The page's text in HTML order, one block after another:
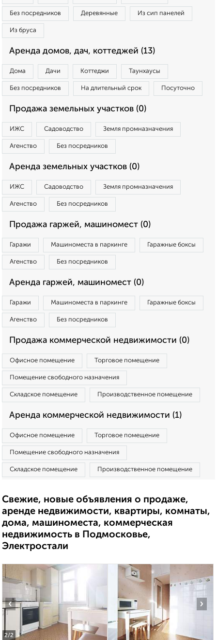
Без посредников Деревянные Из сип панелей
Из бруса
Аренда домов, дач, коттеджей (13)
Дома Дачи Коттеджи Таунхаусы
Без посредников На длительный срок Посуточно
Продажа земельных участков (0)
ИЖС Садоводство Земля промназначения
Агенство Без посредников
Аренда земельных участков (0)
ИЖС Садоводство Земля промназначения
Агенство Без посредников
Продажа гаржей, машиномест (0)
Гаражи Машиноместа в паркинге Гаражные боксы
Агенство Без посредников
Аренда гаржей, машиномест (0)
Гаражи Машиноместа в паркинге Гаражные боксы
Агенство Без посредников
Продажа коммерческой недвижимости (0)
Офисное помещение Торговое помещение
Помещение свободного назначения
Складское помещение Производственное помещение
Аренда коммерческой недвижимости (1)
Офисное помещение Торговое помещение
Помещение свободного назначения
Складское помещение Производственное помещение
Свежие, новые объявления о продаже,
аренде недвижимости, квартиры, комнаты,
дома, машиноместа, коммерческая
недвижимость в Подмосковье,
Электростали
2/2
‹ ›